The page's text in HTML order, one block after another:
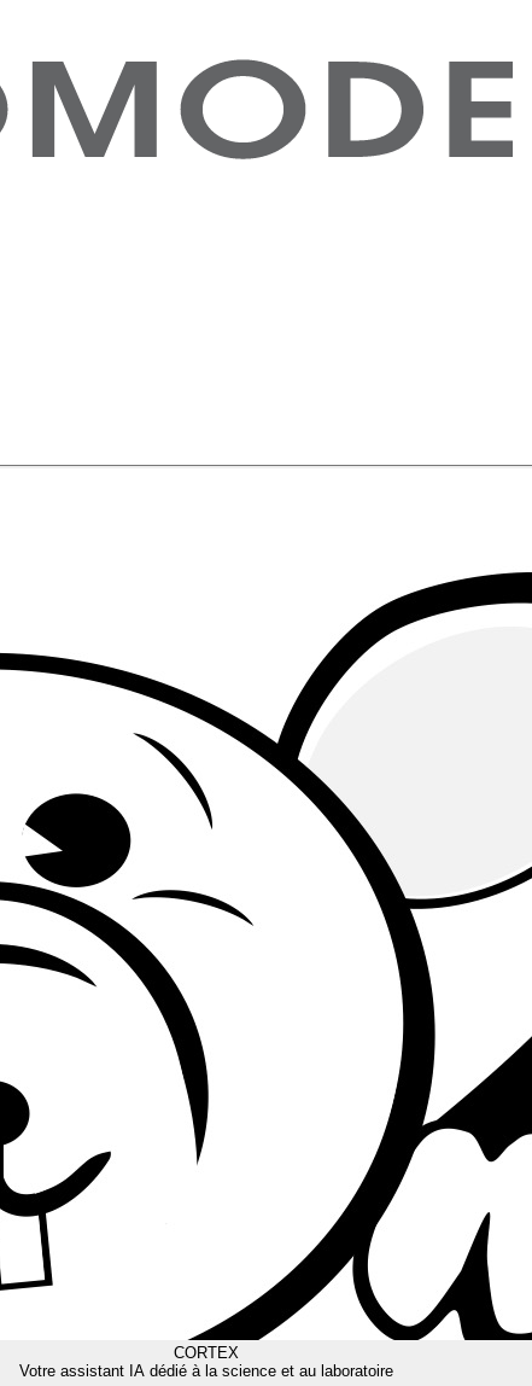
CORTEX
Votre assistant IA dédié à la science et au laboratoire